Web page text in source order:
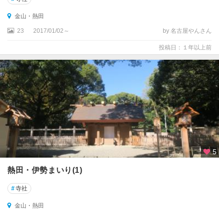
金山・熱田
23 2017/01/02～ by 名古屋やんさん
投稿日：１年以上前
5
熱田・伊勢まいり(1)
#寺社
金山・熱田